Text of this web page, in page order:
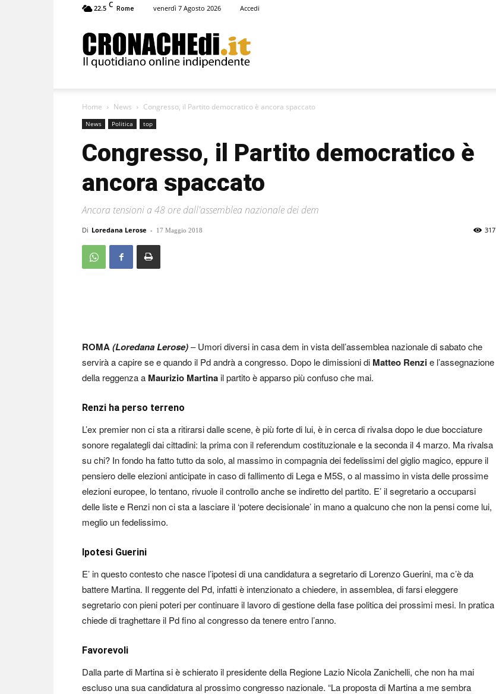
22.5 C Rome venerdì 7 Agosto 2026 Accedi
Home News Congresso, il Partito democratico è ancora spaccato
News Politica top
Congresso, il Partito democratico è
ancora spaccato
Ancora tensioni a 48 ore dall'assemblea nazionale dei dem
Di Loredana Lerose - 17 Maggio 2018 317
ROMA(Loredana Lerose)– Umori diversi in casa dem in vista dell’assemblea nazionale di sabato che
servirà a capire se e quando il Pd andrà a congresso. Dopo le dimissioni di Matteo Renzie l’assegnazione
della reggenza a Maurizio Martinail partito è apparso più confuso che mai.
Renzi ha perso terreno
L’ex premier non ci sta a ritirarsi dalle scene, è più forte di lui, è in cerca di rivalsa dopo le due bocciature
sonore regalategli dai cittadini: la prima con il referendum costituzionale e la seconda il 4 marzo. Ma rivalsa
su chi? In fondo ha fatto tutto da solo, al massimo in compagnia dei fedelissimi del giglio magico, eppure il
pensiero delle elezioni anticipate in caso di fallimento di Lega e M5S, o al massimo in vista delle prossime
elezioni europee, lo tentano, rivuole il controllo anche se indiretto del partito. E’ il segretario a occuparsi
delle liste e Renzi non ci sta a lasciare il ‘potere decisionale’ in mano a qualcuno che non la pensi come lui,
meglio un fedelissimo.
Ipotesi Guerini
E’ in questo contesto che nasce l’ipotesi di una candidatura a segretario di Lorenzo Guerini, ma c’è da
battere Martina. Il reggente del Pd, infatti è intenzionato a chiedere, in assemblea, di farsi eleggere
segretario con pieni poteri per continuare il lavoro di gestione della fase politica dei prossimi mesi. In pratica
chiede di traghettare il Pd fino al congresso da tenere entro l’anno.
Favorevoli
Dalla parte di Martina si è schierato il presidente della Regione Lazio Nicola Zanichelli, che non ha mai
escluso una sua candidatura al prossimo congresso nazionale. “La proposta di Martina a me sembra